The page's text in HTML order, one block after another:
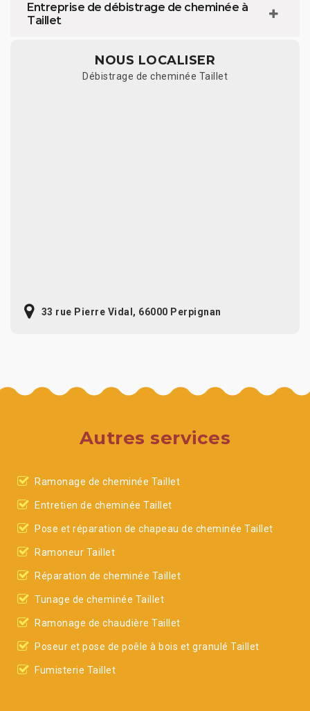
Entreprise de débistrage de cheminée à
Taillet
NOUS LOCALISER
Débistrage de cheminée Taillet
33 rue Pierre Vidal, 66000 Perpignan
Autres services
Ramonage de cheminée Taillet
Entretien de cheminée Taillet
Pose et réparation de chapeau de cheminée Taillet
Ramoneur Taillet
Réparation de cheminée Taillet
Tunage de cheminée Taillet
Ramonage de chaudière Taillet
Poseur et pose de poêle à bois et granulé Taillet
Fumisterie Taillet